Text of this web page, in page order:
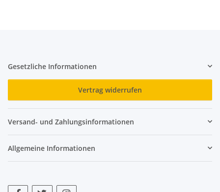
Gesetzliche Informationen
Vertrag widerrufen
Versand- und Zahlungsinformationen
Allgemeine Informationen